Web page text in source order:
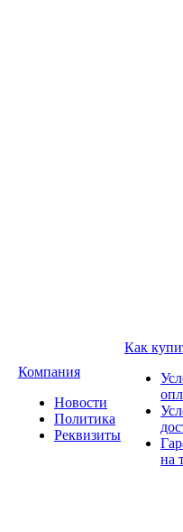
Компания
Новости
Политика
Реквизиты
Как
на